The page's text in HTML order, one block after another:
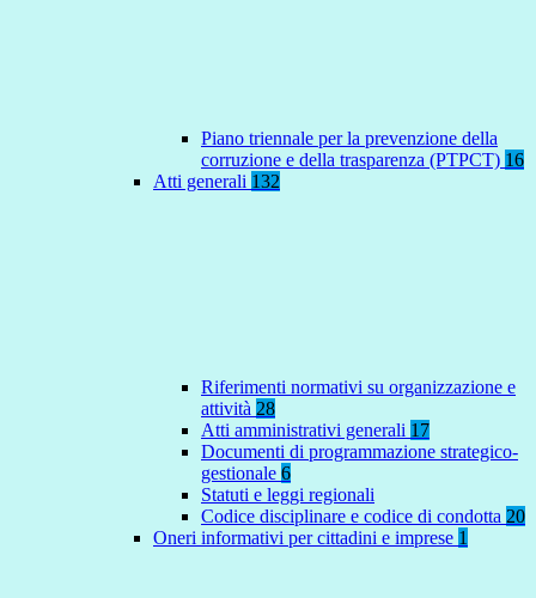
Piano triennale per la prevenzione della
corruzione e della trasparenza (PTPCT) 16
Atti generali 132
Riferimenti normativi su organizzazione e
attività 28
Atti amministrativi generali 17
Documenti di programmazione strategico-
gestionale 6
Statuti e leggi regionali
Codice disciplinare e codice di condotta 20
Oneri informativi per cittadini e imprese 1